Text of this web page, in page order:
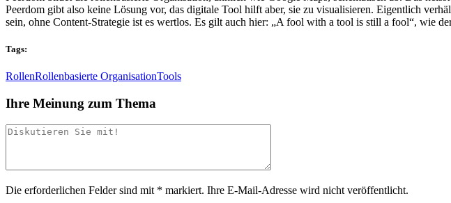
Peerdom gibt also keine Lösung vor, das digitale Tool hilft aber, sie zu visualisieren. Eigentlich
sein, ohne Content-Strategie ist es wertlos. Es gilt auch hier: „A fool with a tool is still a fool“, wie
Tags:
RollenRollenbasierte OrganisationTools
Ihre Meinung zum Thema
Die erforderlichen Felder sind mit * markiert. Ihre E-Mail-Adresse wird nicht veröffentlicht.